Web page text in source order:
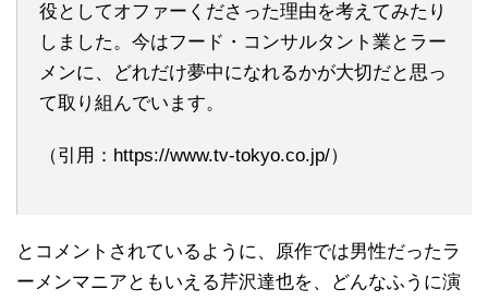
役としてオファーくださった理由を考えてみたり
しました。今はフード・コンサルタント業とラー
メンに、どれだけ夢中になれるかが大切だと思っ
て取り組んでいます。
（引用：https://www.tv-tokyo.co.jp/）
とコメントされているように、原作では男性だったラ
ーメンマニアともいえる芹沢達也を、どんなふうに演